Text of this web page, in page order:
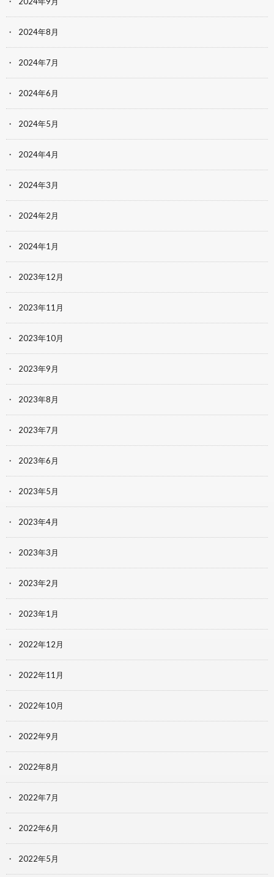
2024年8月
2024年7月
2024年6月
2024年5月
2024年4月
2024年3月
2024年2月
2024年1月
2023年12月
2023年11月
2023年10月
2023年9月
2023年8月
2023年7月
2023年6月
2023年5月
2023年4月
2023年3月
2023年2月
2023年1月
2022年12月
2022年11月
2022年10月
2022年9月
2022年8月
2022年7月
2022年6月
2022年5月